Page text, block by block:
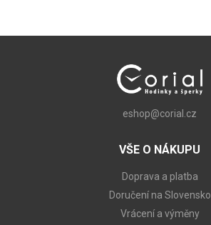
eshop@corial.cz
VŠE O NÁKUPU
Doprava a platba
Doručení na Slovensko
Vrácení a výměny